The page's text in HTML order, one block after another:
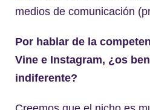
medios de comunicación
Por hablar de la
Vine e Instagram, ¿os
indiferente?